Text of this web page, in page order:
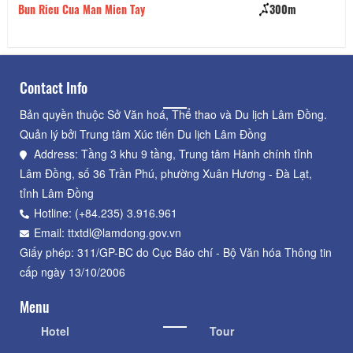
Bun Rieu Cua Man Mien Tay 300m
Contact Info
Bản quyền thuộc Sở Văn hoá, Thể thao và Du lịch Lâm Đồng.
Quản lý bởi Trung tâm Xúc tiến Du lịch Lâm Đồng
Address: Tầng 3 khu 9 tầng, Trung tâm Hành chính tỉnh
Lâm Đồng, số 36 Trần Phú, phường Xuân Hương - Đà Lạt,
tỉnh Lâm Đồng
Hotline: (+84.235) 3.916.961
Email: ttxtdl@lamdong.gov.vn
Giấy phép: 311/GP-BC do Cục Báo chí - Bộ Văn hóa Thông tin
cấp ngày 13/10/2006
Menu
Hotel
Tour